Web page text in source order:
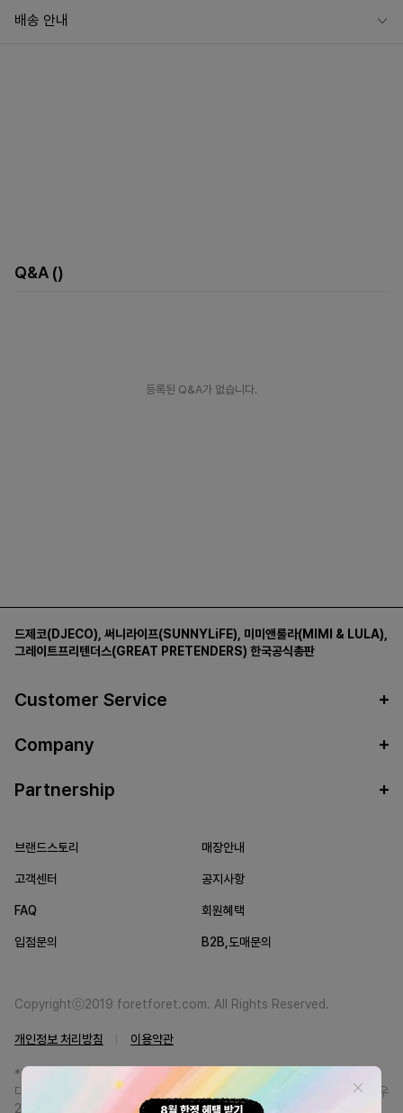
배송 안내
Q&A ()
등록된 Q&A가 없습니다.
드제코(DJECO) 써니라이프(SUNNYLiFE) 미미앤룰라(MIMI & LULA)
그레이트프리텐더스(GREAT PRETENDERS) 한국공식총판
Customer Service
Company
Partnership
브랜드스토리 매장안내
고객센터 공지사항
FAQ 회원혜택
입점문의 B2B,도매문의
Copyrightⓒ2019 foretforet.com. All Rights Reserved.
개인정보 처리방침 이용약관
*FORETFORET에서는 브랜드 본사와의 직거래를 통한 정품만을 취급합니
다. 일부 병행상품의 경우 정품인증서를 발급받고 있습니다. 정품이 아닐 경우
200% 환불해드립니다.